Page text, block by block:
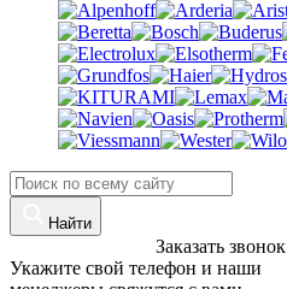
Найти
Заказать звонок
Укажите свой телефон и наши